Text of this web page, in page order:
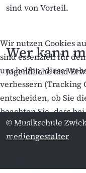
sind von Vorteil.
Wer kann
Jugendliche und
© Musikschule
mediengestalter
Wir nutzen Cookies
sind essenziell für
uns helfen, diese
verbessern (Tracking
entscheiden, ob Sie
beachten Sie, dass
mehr alle
stehen.